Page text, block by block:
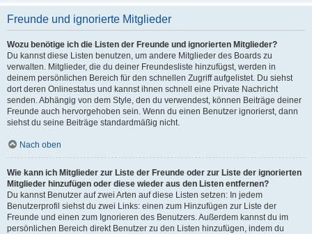
Freunde und ignorierte Mitglieder
Wozu benötige ich die Listen der Freunde und ignorierten Mitglieder?
Du kannst diese Listen benutzen, um andere Mitglieder des Boards zu
verwalten. Mitglieder, die du deiner Freundesliste hinzufügst, werden in
deinem persönlichen Bereich für den schnellen Zugriff aufgelistet. Du siehst
dort deren Onlinestatus und kannst ihnen schnell eine Private Nachricht
senden. Abhängig von dem Style, den du verwendest, können Beiträge deiner
Freunde auch hervorgehoben sein. Wenn du einen Benutzer ignorierst, dann
siehst du seine Beiträge standardmäßig nicht.
Nach oben
Wie kann ich Mitglieder zur Liste der Freunde oder zur Liste der ignorierten
Mitglieder hinzufügen oder diese wieder aus den Listen entfernen?
Du kannst Benutzer auf zwei Arten auf diese Listen setzen: In jedem
Benutzerprofil siehst du zwei Links: einen zum Hinzufügen zur Liste der
Freunde und einen zum Ignorieren des Benutzers. Außerdem kannst du im
persönlichen Bereich direkt Benutzer zu den Listen hinzufügen, indem du